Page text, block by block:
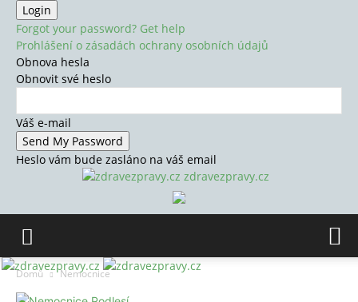
Forgot your password? Get help
Prohlášení o zásadách ochrany osobních údajů
Obnova hesla
Obnovit své heslo
Váš e-mail
Heslo vám bude zasláno na váš email
zdravezpravy.cz
Domů Nemocnice